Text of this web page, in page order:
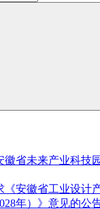
徽省未来产业科技
《安徽省工业设计
年）》意见的公